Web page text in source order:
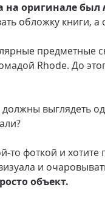
на оригинале был
обложку книги,
предметные
Rhode. До
должны выглядеть
то фоткой и хотите
и
объект.